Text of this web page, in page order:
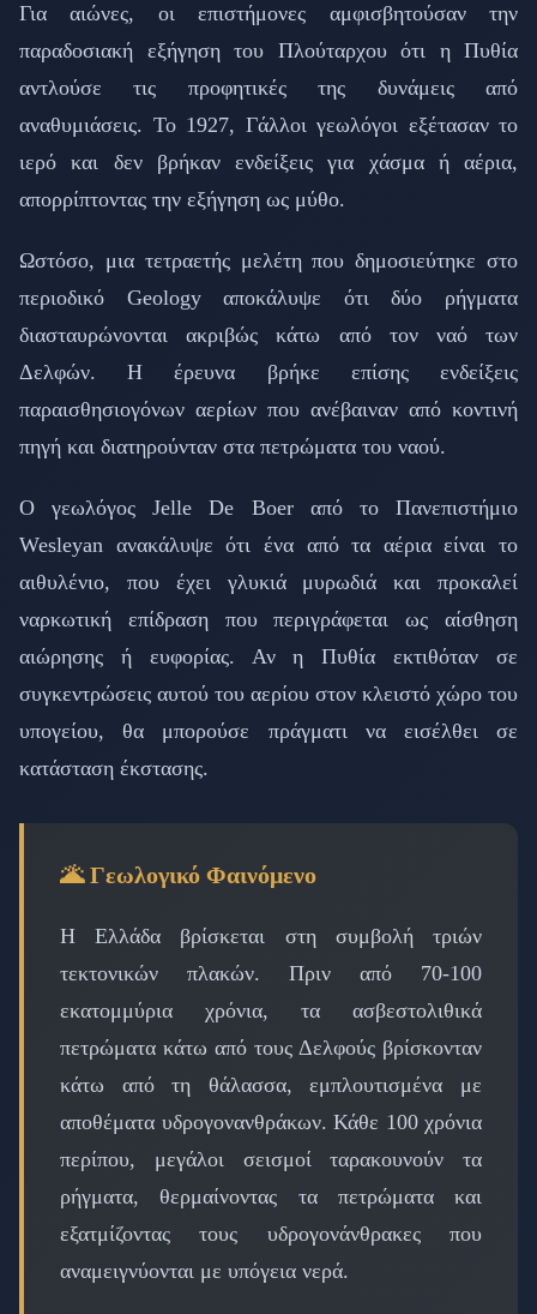
Για αιώνες, οι επιστήμονες αμφισβητούσαν την
παραδοσιακή εξήγηση του Πλούταρχου ότι η Πυθία
αντλούσε τις προφητικές της δυνάμεις από
αναθυμιάσεις. Το 1927, Γάλλοι γεωλόγοι εξέτασαν το
ιερό και δεν βρήκαν ενδείξεις για χάσμα ή αέρια,
απορρίπτοντας την εξήγηση ως μύθο.
Ωστόσο, μια τετραετής μελέτη που δημοσιεύτηκε στο
περιοδικό Geology αποκάλυψε ότι δύο ρήγματα
διασταυρώνονται ακριβώς κάτω από τον ναό των
Δελφών. Η έρευνα βρήκε επίσης ενδείξεις
παραισθησιογόνων αερίων που ανέβαιναν από κοντινή
πηγή και διατηρούνταν στα πετρώματα του ναού.
Ο γεωλόγος Jelle De Boer από το Πανεπιστήμιο
Wesleyan ανακάλυψε ότι ένα από τα αέρια είναι το
αιθυλένιο, που έχει γλυκιά μυρωδιά και προκαλεί
ναρκωτική επίδραση που περιγράφεται ως αίσθηση
αιώρησης ή ευφορίας. Αν η Πυθία εκτιθόταν σε
συγκεντρώσεις αυτού του αερίου στον κλειστό χώρο του
υπογείου, θα μπορούσε πράγματι να εισέλθει σε
κατάσταση έκστασης.
🌋 Γεωλογικό Φαινόμενο
Η Ελλάδα βρίσκεται στη συμβολή τριών
τεκτονικών πλακών. Πριν από 70-100
εκατομμύρια χρόνια, τα ασβεστολιθικά
πετρώματα κάτω από τους Δελφούς βρίσκονταν
κάτω από τη θάλασσα, εμπλουτισμένα με
αποθέματα υδρογονανθράκων. Κάθε 100 χρόνια
περίπου, μεγάλοι σεισμοί ταρακουνούν τα
ρήγματα, θερμαίνοντας τα πετρώματα και
εξατμίζοντας τους υδρογονάνθρακες που
αναμειγνύονται με υπόγεια νερά.